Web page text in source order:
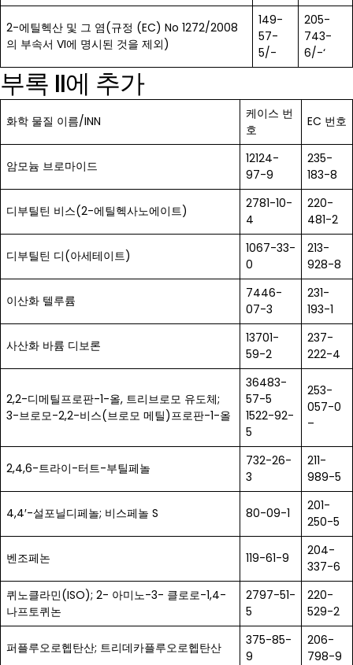
2-에틸헥산 및 그 염(규정 (EC) No 1272/2008
의 부속서 VI에 명시된 것을 제외)
149-
57-
5/-
205-
743-
6/-‘
부록 II에 추가
화학 물질 이름/INN
케이스 번
호
EC 번호
암모늄 브로마이드
12124-
97-9
235-
183-8
디부틸틴 비스(2-에틸헥사노에이트)
2781-10-
4
220-
481-2
디부틸틴 디(아세테이트)
1067-33-
0
213-
928-8
이산화 텔루륨
7446-
07-3
231-
193-1
사산화 바륨 디보론
13701-
59-2
237-
222-4
2,2-디메틸프로판-1-올, 트리브로모 유도체;
3-브로모-2,2-비스(브로모 메틸)프로판-1-올
36483-
57-5
1522-92-
5
253-
057-0
–
2,4,6-트라이-터트-부틸페놀
732-26-
3
211-
989-5
4,4′-설포닐디페놀; 비스페놀 S 80-09-1
201-
250-5
벤조페논 119-61-9
204-
337-6
퀴노클라민(ISO); 2- 아미노-3- 클로로-1,4-
나프토퀴논
2797-51-
5
220-
529-2
퍼플루오로헵탄산; 트리데카플루오로헵탄산
375-85-
9
206-
798-9